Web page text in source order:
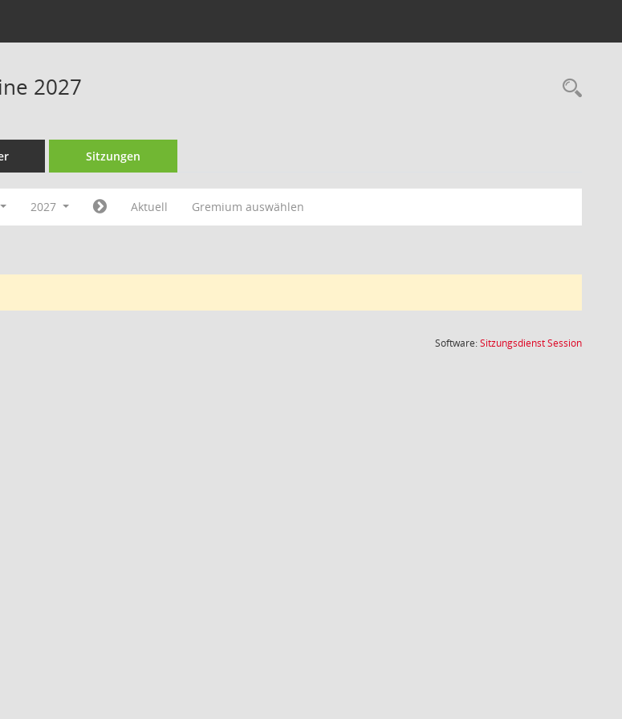
2027
Sitzungen
2027 Aktuell Gremium auswählen
Software:SitzungsdienstSession(Wird in